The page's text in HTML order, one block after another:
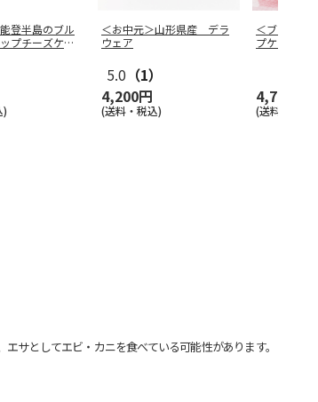
登半島のブル
プチーズケー
)
＜お中元＞山形県産 デラ
ウェア
5.0 （1）
4,200円
(送料・税込)
＜ブランド
プケーキ
4,780円
(送料・税込)
サとしてエビ・カニを食べている可能性があります。